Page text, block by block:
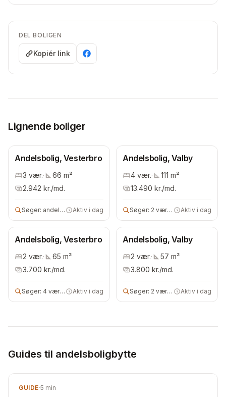
DEL BOLIGEN
Kopiér link
Lignende boliger
Andelsbolig, Vesterbro
3 vær.· 66 m²
2.942 kr./md.
Søger: andelsbolig Aktiv i dag
Andelsbolig, Valby
4 vær.· 111 m²
13.490 kr./md.
Søger: 2 vær andels- eller ejerbolig Aktiv i dag
Andelsbolig, Vesterbro
2 vær.· 65 m²
3.700 kr./md.
Søger: 4 vær bolig Aktiv i dag
Andelsbolig, Valby
2 vær.· 57 m²
3.800 kr./md.
Søger: 2 vær bolig Aktiv i dag
Guides til andelsboligbytte
GUIDE·5 min